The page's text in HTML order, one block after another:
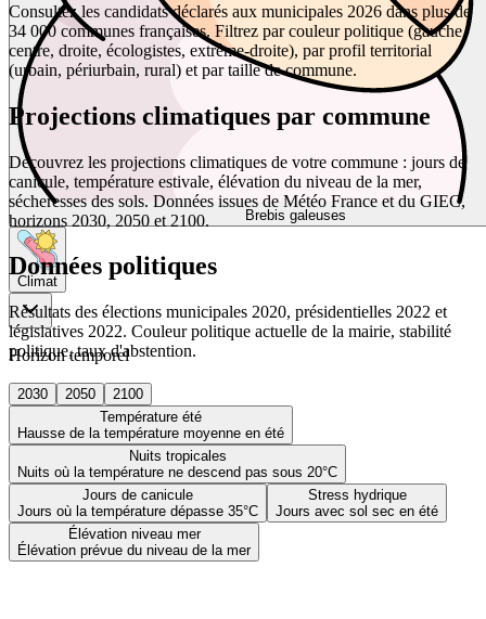
Brebis galeuses
Climat
Horizon temporel
2030 2050
2100
Température été
Hausse de la température moyenne en été
Nuits tropicales
Nuits où la température ne descend pas sous 20°C
Jours de canicule
Jours où la température dépasse 35°C
Stress hydrique
Jours avec sol sec en été
Élévation niveau mer
Élévation prévue du niveau de la mer
Consultez les candidats déclarés aux municipales 2026 dans plus de
34 000 communes françaises. Filtrez par couleur politique (gauche,
centre, droite, écologistes, extrême-droite), par profil territorial
(urbain, périurbain, rural) et par taille de commune.
Projections climatiques par commune
Découvrez les projections climatiques de votre commune : jours de
canicule, température estivale, élévation du niveau de la mer,
sécheresses des sols. Données issues de Météo France et du GIEC,
horizons 2030, 2050 et 2100.
Données politiques
Résultats des élections municipales 2020, présidentielles 2022 et
législatives 2022. Couleur politique actuelle de la mairie, stabilité
politique, taux d'abstention.